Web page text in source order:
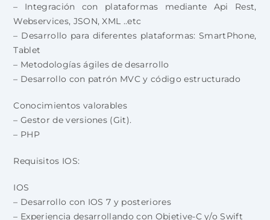
– Integración con plataformas mediante Api Rest,
Webservices, JSON, XML ..etc
– Desarrollo para diferentes plataformas: SmartPhone,
Tablet
– Metodologías ágiles de desarrollo
– Desarrollo con patrón MVC y código estructurado
Conocimientos valorables
– Gestor de versiones (Git).
– PHP
Requisitos IOS:
IOS
– Desarrollo con IOS 7 y posteriores
– Experiencia desarrollando con Objetive-C y/o Swift